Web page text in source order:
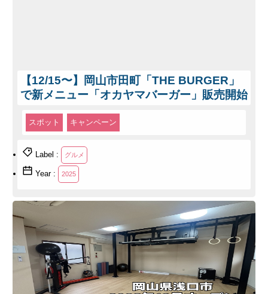
【12/15〜】岡山市田町「THE BURGER」
で新メニュー「オカヤマバーガー」販売開始
スポット キャンペーン
Label : グルメ
Year : 2025